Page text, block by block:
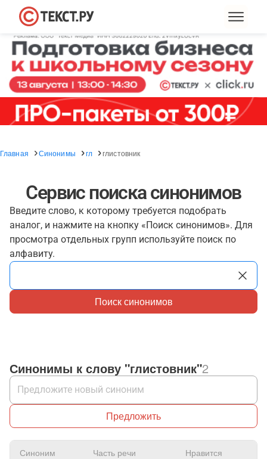
Главная Синонимы гл глистовник
Сервис поиска синонимов
Введите слово, к которому требуется подобрать
аналог, и нажмите на кнопку «Поиск синонимов». Для
просмотра отдельных групп используйте поиск по
алфавиту.
Поиск синонимов
Синонимы к слову "глистовник"2
Предложить
Синоним Часть речи Нравится